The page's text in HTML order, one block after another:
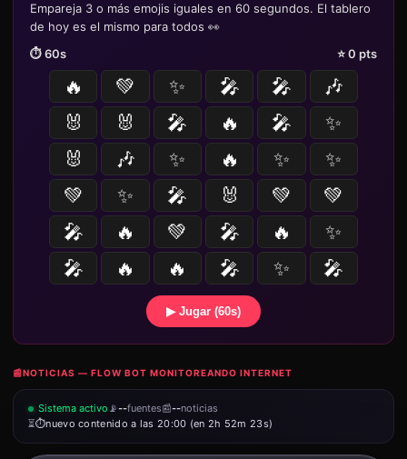
Empareja 3 o más emojis iguales en 60 segundos. El tablero
de hoy es el mismo para todos 👀
⏱️60s ⭐0 pts
🔥 💚 ✨ 🎤 🎤
🎶
🐰
🐰 🎤 🔥 🎤
✨
🐰
🎶 ✨ 🔥 ✨
✨
💚
✨ 🎤 🐰 💚
💚
🎤
🔥 💚 🎤 🔥
✨
🎤
🔥 🔥 🎤 ✨ 🎤
▶ Jugar (60s)
📰NOTICIAS — FLOW BOT MONITOREANDO INTERNET
Sistema activo 📡--fuentes📰--noticias
⏳
nuevo contenido a las 20:00 (en 2h 52m 23s)